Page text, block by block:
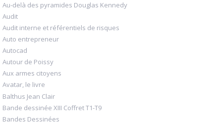
Au-delà des pyramides Douglas Kennedy
Audit
Audit interne et référentiels de risques
Auto entrepreneur
Autocad
Autour de Poissy
Aux armes citoyens
Avatar, le livre
Balthus Jean Clair
Bande dessinée XIII Coffret T1-T9
Bandes Dessinées